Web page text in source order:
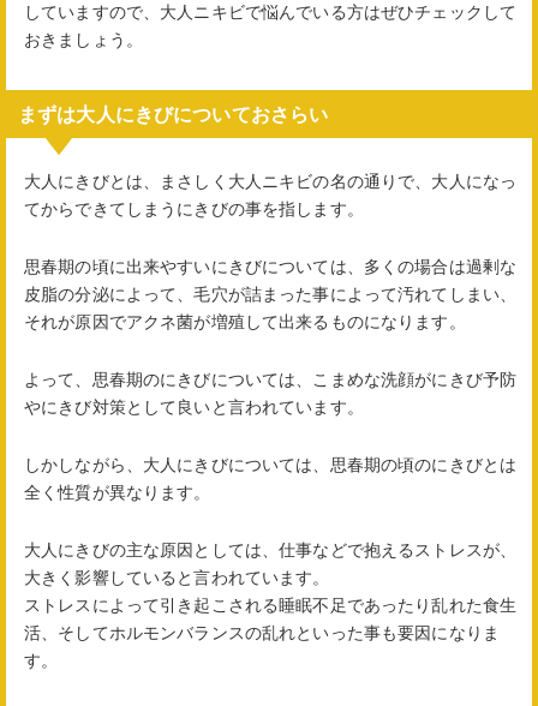
していますので、大人ニキビで悩んでいる方はぜひチェックして
おきましょう。
まずは大人にきびについておさらい
大人にきびとは、まさしく大人ニキビの名の通りで、大人になっ
てからできてしまうにきびの事を指します。
思春期の頃に出来やすいにきびについては、多くの場合は過剰な
皮脂の分泌によって、毛穴が詰まった事によって汚れてしまい、
それが原因でアクネ菌が増殖して出来るものになります。
よって、思春期のにきびについては、こまめな洗顔がにきび予防
やにきび対策として良いと言われています。
しかしながら、大人にきびについては、思春期の頃のにきびとは
全く性質が異なります。
大人にきびの主な原因としては、仕事などで抱えるストレスが、
大きく影響していると言われています。
ストレスによって引き起こされる睡眠不足であったり乱れた食生
活、そしてホルモンバランスの乱れといった事も要因になりま
す。